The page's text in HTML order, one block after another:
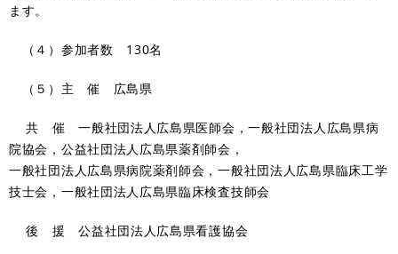
ます。
（４）参加者数 130名
（５）主 催 広島県
共 催 一般社団法人広島県医師会，一般社団法人広島県病
院協会，公益社団法人広島県薬剤師会，
一般社団法人広島県病院薬剤師会，一般社団法人広島県臨床工学
技士会，一般社団法人広島県臨床検査技師会
後 援 公益社団法人広島県看護協会